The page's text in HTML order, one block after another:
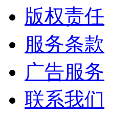
版权责任
服务条款
广告服务
联系我们